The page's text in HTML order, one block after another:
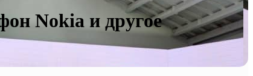
Nokia и другое